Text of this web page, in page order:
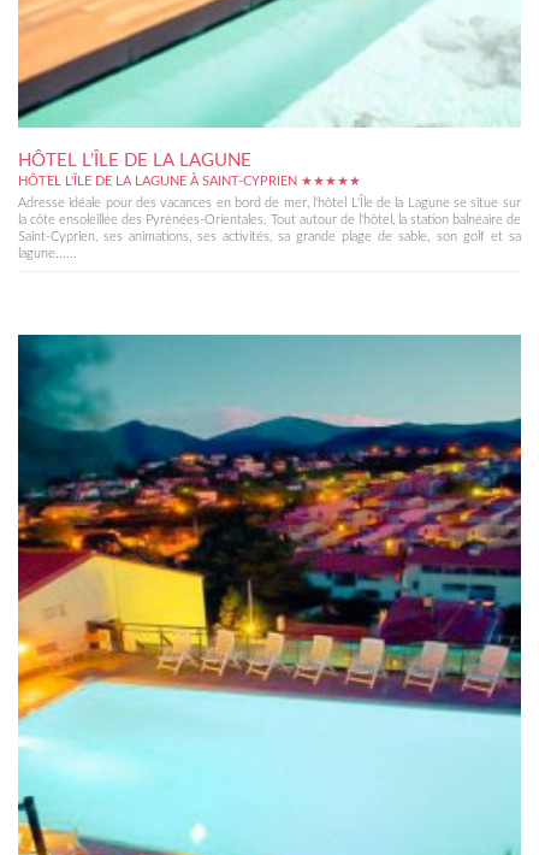
HÔTEL L’ÎLE DE LA LAGUNE
HÔTEL L'ÎLE DE LA LAGUNE À SAINT-CYPRIEN ★★★★★
Adresse idéale pour des vacances en bord de mer, l'hôtel L'Île de la Lagune se situe sur
la côte ensoleillée des Pyrénées-Orientales. Tout autour de l'hôtel, la station balnéaire de
Saint-Cyprien, ses animations, ses activités, sa grande plage de sable, son golf et sa
lagune......